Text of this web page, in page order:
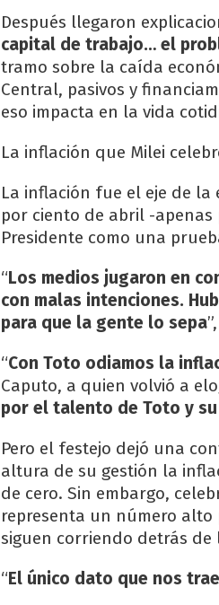
Después llegaron
capital de trabajo… el
tramo sobre la caída
Central, pasivos y
eso impacta en la vida
La inflación que Milei
La inflación fue el eje de la
por ciento de abril -
Presidente como una
“Los medios jugaron en
con malas intenciones.
para que la gente lo sepa
“Con Toto odiamos la
Caputo, a quien volvió a
por el talento de Toto y
Pero el festejo dejó una
altura de su gestión la
de cero. Sin embargo,
representa un número
siguen corriendo detrás de
“El único dato que nos